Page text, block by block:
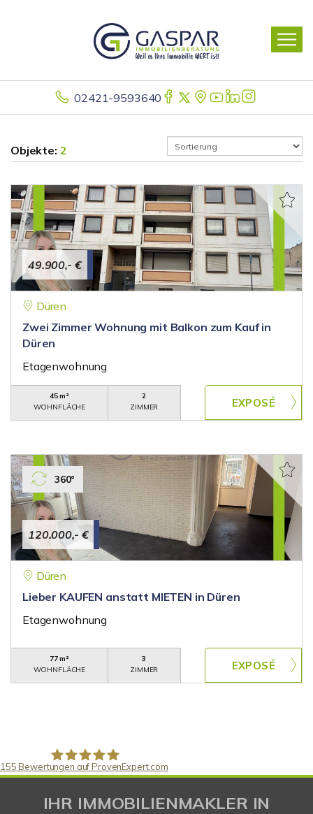
02421-9593640
Objekte: 2
49.900,- €
Düren
Zwei Zimmer Wohnung mit Balkon zum Kauf in
Düren
Etagenwohnung
45 m²
WOHNFLÄCHE
2
ZIMMER
120.000,- €
360°
Düren
Lieber KAUFEN anstatt MIETEN in Düren
Etagenwohnung
77 m²
WOHNFLÄCHE
3
ZIMMER
Gaspar Immobilienberatung
155 Bewertungen auf ProvenExpert.com
IHR IMMOBILIENMAKLER IN